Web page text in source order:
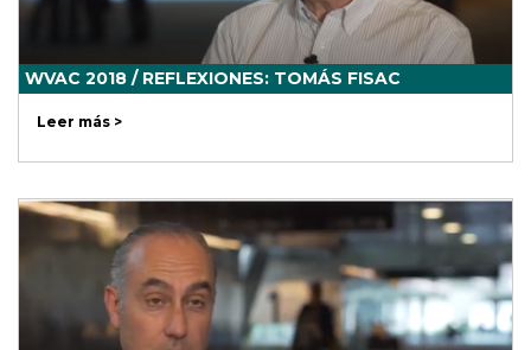
WVAC 2018 / REFLEXIONES: TOMÁS FISAC
Leer más >